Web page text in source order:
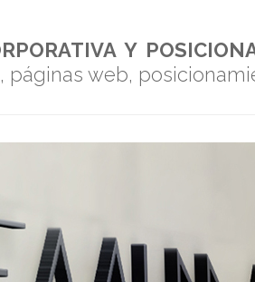
Y
web,